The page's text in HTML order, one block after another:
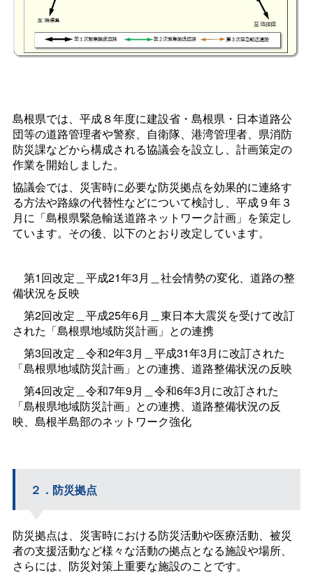
島根県では、平成８年度に建設省・島根県・日本道路公
団等の道路管理者や警察、自衛隊、港湾管理者、県消防
防災課などから構成される協議会を設立し、計画策定の
作業を開始しました。
協議会では、災害時に必要な防災拠点を効果的に連絡す
る方法や路線の代替性などについて検討し、平成９年３
月に「島根県緊急輸送道路ネットワーク計画」を策定し
ています。その後、以下のとおり改定しています。
第1回改定＿平成21年3月＿社会情勢の変化、道路の整
備状況を反映
第2回改定＿平成25年6月＿東日本大震災を受けて改訂
された「島根県地域防災計画」との連携
第3回改定＿令和2年3月＿平成31年3月に改訂された
「島根県地域防災計画」との連携、道路整備状況の反映
第4回改定＿令和7年9月＿令和6年3月に改訂された
「島根県地域防災計画」との連携、道路整備状況の反
映、島根半島部のネットワーク強化
２．防災拠点
防災拠点は、災害時における防災活動や医療活動、被災
者の支援活動など様々な活動の拠点となる施設や場所、
さらには、防災対策上重要な施設のことです。